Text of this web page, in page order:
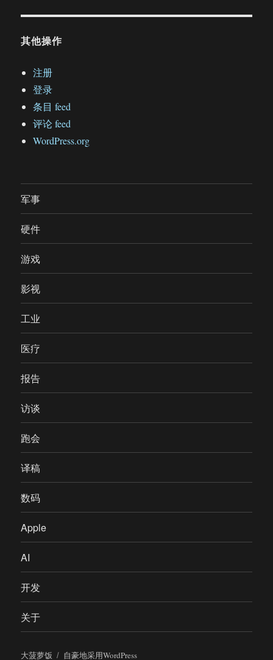
其他操作
注册
登录
条目 feed
评论 feed
WordPress.org
军事
硬件
游戏
影视
工业
医疗
报告
访谈
跑会
译稿
数码
Apple
AI
开发
关于
大菠萝饭 自豪地采用WordPress